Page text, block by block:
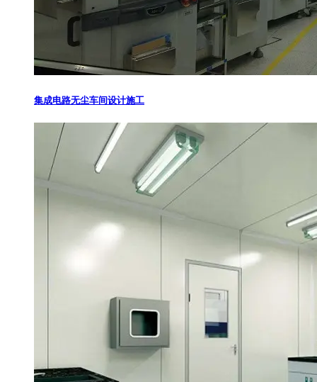
集成电路无尘车间设计施工